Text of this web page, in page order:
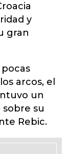
y
gran
pocas
arcos, el
un
sobre su
Rebic.